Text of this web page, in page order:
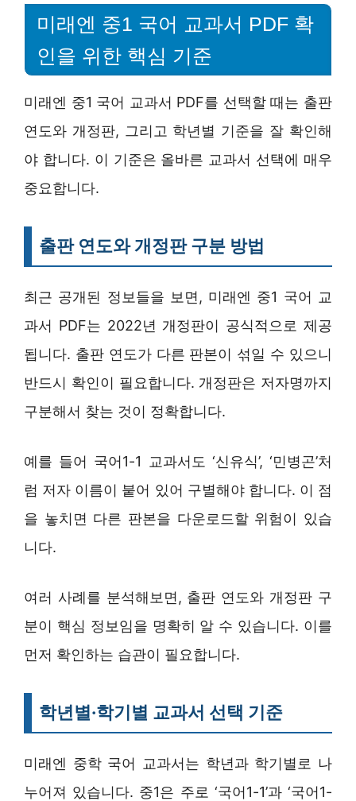
미래엔 중1 국어 교과서 PDF 확
인을 위한 핵심 기준
미래엔 중1 국어 교과서 PDF를 선택할 때는 출판
연도와 개정판, 그리고 학년별 기준을 잘 확인해
야 합니다. 이 기준은 올바른 교과서 선택에 매우
중요합니다.
출판 연도와 개정판 구분 방법
최근 공개된 정보들을 보면, 미래엔 중1 국어 교
과서 PDF는 2022년 개정판이 공식적으로 제공
됩니다. 출판 연도가 다른 판본이 섞일 수 있으니
반드시 확인이 필요합니다. 개정판은 저자명까지
구분해서 찾는 것이 정확합니다.
예를 들어 국어1-1 교과서도 ‘신유식’, ‘민병곤’처
럼 저자 이름이 붙어 있어 구별해야 합니다. 이 점
을 놓치면 다른 판본을 다운로드할 위험이 있습
니다.
여러 사례를 분석해보면, 출판 연도와 개정판 구
분이 핵심 정보임을 명확히 알 수 있습니다. 이를
먼저 확인하는 습관이 필요합니다.
학년별·학기별 교과서 선택 기준
미래엔 중학 국어 교과서는 학년과 학기별로 나
누어져 있습니다. 중1은 주로 ‘국어1-1’과 ‘국어1-